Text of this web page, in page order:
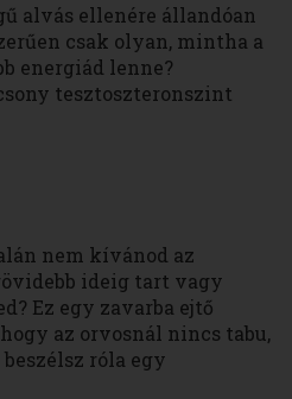
alvás ellenére állandóan
csak olyan, mintha a
energiád lenne?
tesztoszteronszint
nem kívánod az
ideig tart vagy
Ez egy zavarba ejtő
az orvosnál nincs tabu,
róla egy